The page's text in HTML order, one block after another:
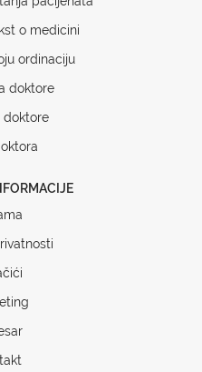
o medicini
ordinaciju
doktore
doktore